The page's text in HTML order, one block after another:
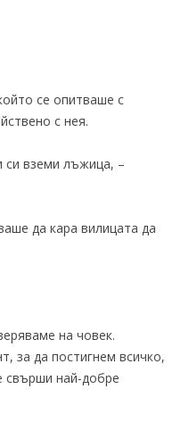
се опитваше с
с нея.
си вземи лъжица, –
да кара вилицата да
на човек.
за да постигнем всичко,
свърши най-добре